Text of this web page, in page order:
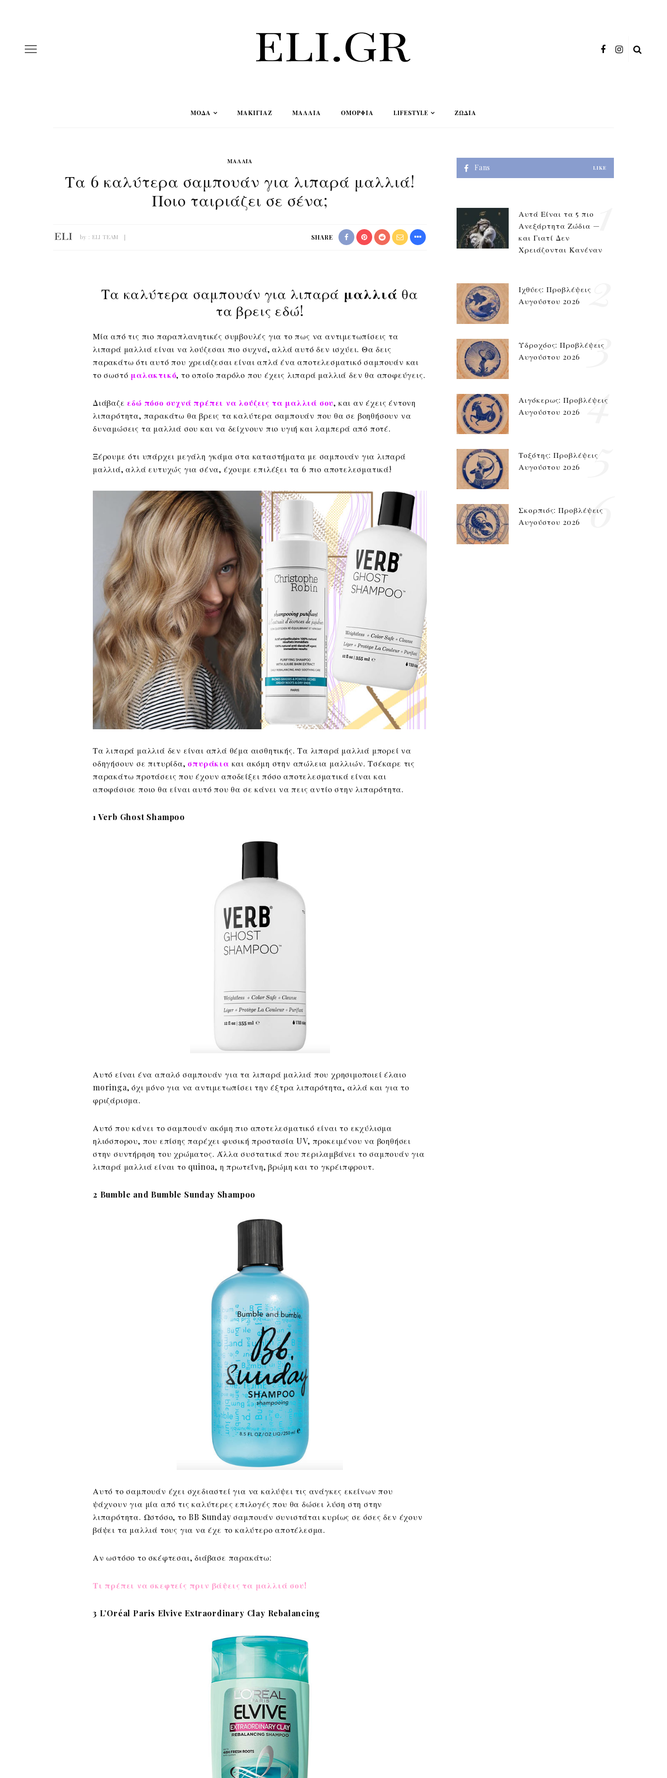
ΜΟΔΑ ΜΑΚΙΓΙΆΖ ΜΑΛΛΙΆ ΟΜΟΡΦΙΆ LIFESTYLE ΖΏΔΙΑ
ΜΑΛΛΙΆ
Τα 6 καλύτερα σαμπουάν για λιπαρά μαλλιά!
Ποιο ταιριάζει σε σένα;
by : ELI TEAM SHARE
Τα καλύτερα σαμπουάν για λιπαρά μαλλιά θα
τα βρεις εδώ!
Μία από τις πιο παραπλανητικές συμβουλές για το πως να αντιμετωπίσεις τα
λιπαρά μαλλιά είναι να λούζεσαι πιο συχνά, αλλά αυτό δεν ισχύει. Θα δεις
παρακάτω ότι αυτό που χρειάζεσαι είναι απλά ένα αποτελεσματικό σαμπουάν και
το σωστό μαλακτικό, το οποίο παρόλο που έχεις λιπαρά μαλλιά δεν θα αποφεύγεις.
Διάβαζεεδώ πόσο συχνά πρέπει να λούζεις τα μαλλιά σου, και αν έχεις έντονη
λιπαρότητα, παρακάτω θα βρεις τα καλύτερα σαμπουάν που θα σε βοηθήσουν να
δυναμώσεις τα μαλλιά σου και να δείχνουν πιο υγιή και λαμπερά από ποτέ.
Ξέρουμε ότι υπάρχει μεγάλη γκάμα στα καταστήματα με σαμπουάν για λιπαρά
μαλλιά, αλλά ευτυχώς για σένα, έχουμε επιλέξει τα 6 πιο αποτελεσματικά!
Τα λιπαρά μαλλιά δεν είναι απλά θέμα αισθητικής. Τα λιπαρά μαλλιά μπορεί να
οδηγήσουν σε πιτυρίδα, σπυράκια και ακόμη στην απώλεια μαλλιών. Τσέκαρε τις
παρακάτω προτάσεις που έχουν αποδείξει πόσο αποτελεσματικά είναι και
αποφάσισε ποιο θα είναι αυτό που θα σε κάνει να πεις αντίο στην λιπαρότητα.
1 Verb Ghost Shampoo
Αυτό είναι ένα απαλό σαμπουάν για τα λιπαρά μαλλιά που χρησιμοποιεί έλαιο
moringa, όχι μόνο για να αντιμετωπίσει την έξτρα λιπαρότητα, αλλά και για το
φριζάρισμα.
Αυτό που κάνει το σαμπουάν ακόμη πιο αποτελεσματικό είναι το εκχύλισμα
ηλιόσπορου, που επίσης παρέχει φυσική προστασία UV, προκειμένου να βοηθήσει
στην συντήρηση του χρώματος. Άλλα συστατικά που περιλαμβάνει το σαμπουάν για
λιπαρά μαλλιά είναι το quinoa, η πρωτεΐνη, βρώμη και το γκρέιπφρουτ.
2 Bumble and Bumble Sunday Shampoo
Αυτό το σαμπουάν έχει σχεδιαστεί για να καλύψει τις ανάγκες εκείνων που
ψάχνουν για μία από τις καλύτερες επιλογές που θα δώσει λύση στη στην
λιπαρότητα. Ωστόσο, το BB Sunday σαμπουάν συνιστάται κυρίως σε όσες δεν έχουν
βάψει τα μαλλιά τους για να έχε το καλύτερο αποτέλεσμα.
Αν ωστόσο το σκέφτεσαι, διάβασε παρακάτω:
Τι πρέπει να σκεφτείς πριν βάψεις τα μαλλιά σου!
3 L’Oréal Paris Elvive Extraordinary Clay Rebalancing
Fans LIKE
Αυτά Είναι τα 5 πιο
Ανεξάρτητα Ζώδια —
και Γιατί Δεν
Χρειάζονται Κανέναν
1
Ιχθύες: Προβλέψεις
Αυγούστου 2026
2
Υδροχόος: Προβλέψεις
Αυγούστου 2026
3
Αιγόκερως: Προβλέψεις
Αυγούστου 2026
4
Τοξότης: Προβλέψεις
Αυγούστου 2026
5
Σκορπιός: Προβλέψεις
Αυγούστου 2026
6